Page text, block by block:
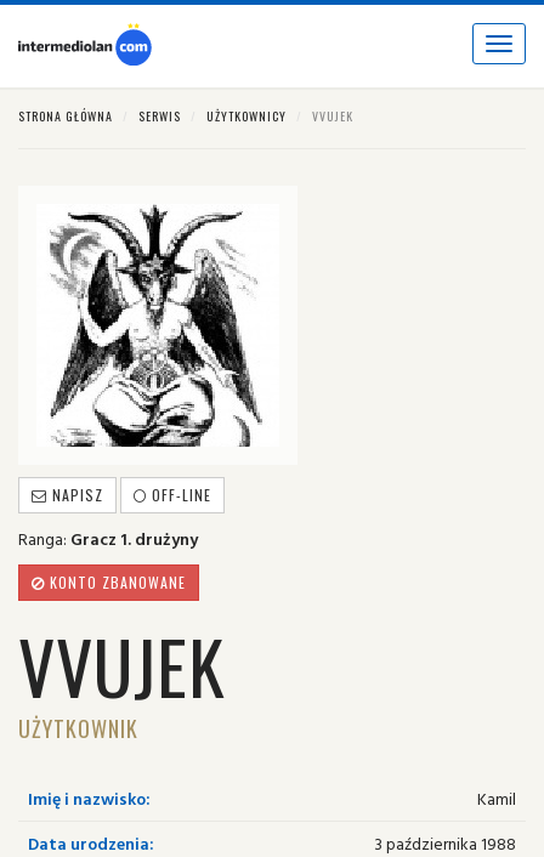
Toggle
STRONA GŁÓWNA SERWIS UŻYTKOWNICY VVUJEK
NAPISZ OFF-LINE
Ranga: Gracz 1. drużyny
KONTO ZBANOWANE
VVUJEK
UŻYTKOWNIK
Imię i nazwisko:
Kamil
Data urodzenia:
3 października 1988